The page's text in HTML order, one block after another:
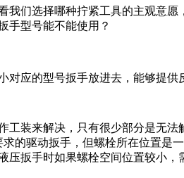
们选择哪种拧紧工具的主观意
手型号能不能使用？
应的型号扳手放进去，能够提
装来解决，只有很少部分是无
的驱动扳手，但螺栓所在位置
扳手时如果螺栓空间位置较小，